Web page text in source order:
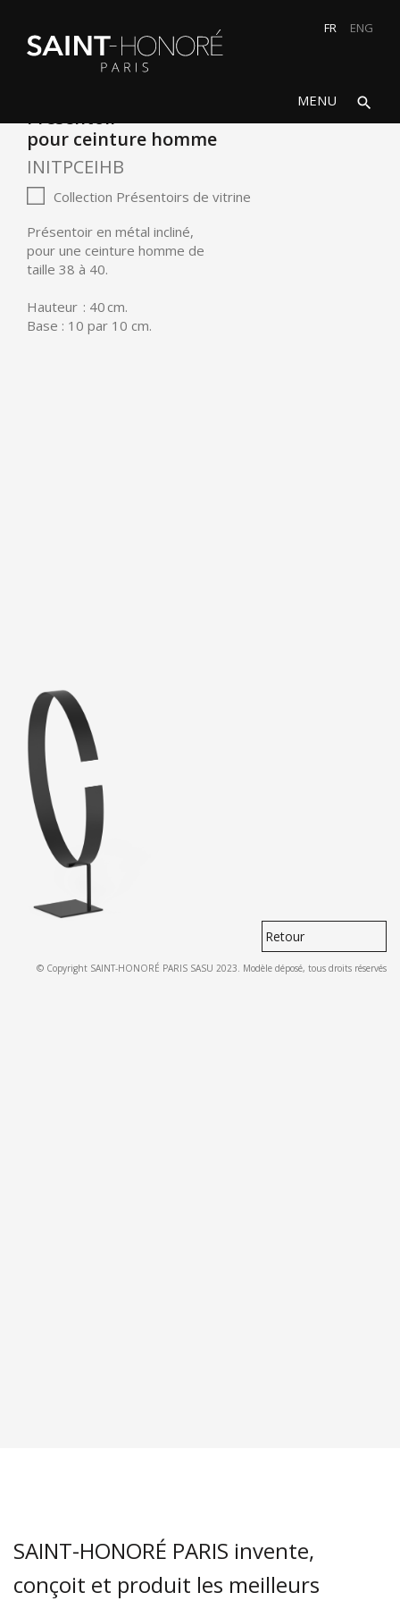
FR ENG
MENU search
Présentoir
pour ceinture homme
INITPCEIHB
Collection Présentoirs de vitrine
Présentoir en métal incliné,
pour une ceinture homme de
taille 38 à 40.
Hauteur : 40 cm.
Base : 10 par 10 cm.
Retour
© Copyright SAINT-HONORÉ PARIS SASU 2023. Modèle déposé, tous droits réservés
SAINT-HONORÉ PARIS invente,
conçoit et produit les meilleurs